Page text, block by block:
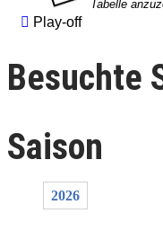
Play-off
Besuchte
Saison
2026